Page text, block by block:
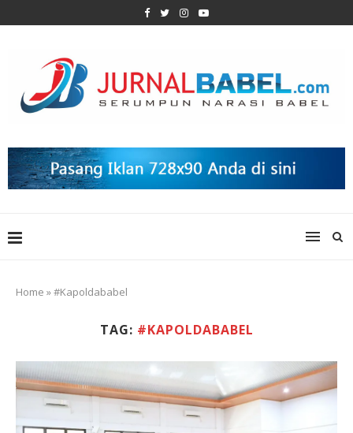
Home »#Kapoldababel
TAG: #KAPOLDABABEL